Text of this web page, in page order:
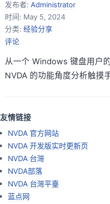
发布者: Administrator
时间: May 5, 2024
分类: 经验分享
评论
从一个 Windows 键盘用户
NVDA 的功能角度分析触摸
友情链接
NVDA 官方网站
NVDA 开发版实时更新页
NVDA 台灣
NVDA部落
NVDA 台灣平臺
蓝点网